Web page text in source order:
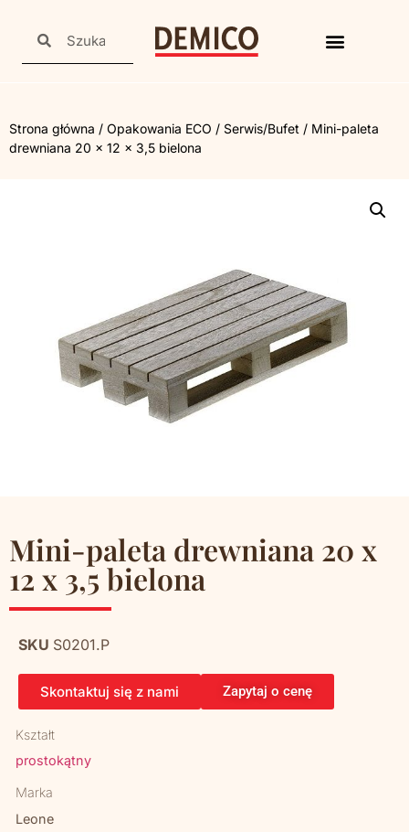
Strona główna / Opakowania ECO / Serwis/Bufet / Mini-paleta
drewniana 20 x 12 x 3,5 bielona
Mini-paleta drewniana 20 x
12 x 3,5 bielona
SKU S0201.P
Skontaktuj się z nami Zapytaj o cenę
Kształt
prostokątny
Marka
Leone